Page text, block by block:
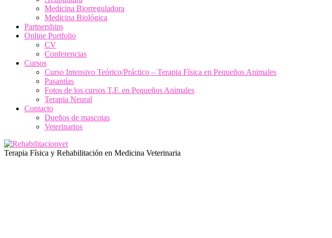
Medicina Biorreguladora
Medicina Biológica
Partnerships
Online Portfolio
CV
Conferencias
Cursos
Curso Intensivo Teórico/Práctico – Terapia Física en Pequeños Animales
Pasantías
Fotos de los cursos T.F. en Pequeños Animales
Terapia Neural
Contacto
Dueños de mascotas
Veterinarios
Terapia Física y Rehabilitación en Medicina Veterinaria